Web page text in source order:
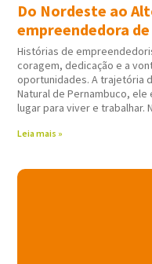
Do Nordeste ao
empreendedora
Histórias de
coragem, dedicação e a
oportunidades. A trajetória
Natural de Pernambuco, ele
lugar para viver e trabalhar.
Leia mais »